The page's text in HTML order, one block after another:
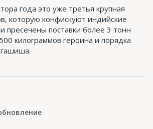
года это уже третья крупная
которую конфискуют индийские
пресечены поставки более 3 тонн
килограммов героина и порядка